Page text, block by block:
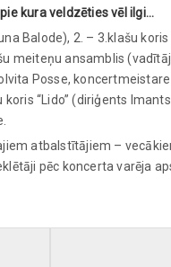
kura veldzēties vēl ilgi…
Balode), 2. – 3.klašu
meiteņu ansamblis
Posse,
“Lido” (diriģents
atbalstītājiem –
pēc koncerta varēja